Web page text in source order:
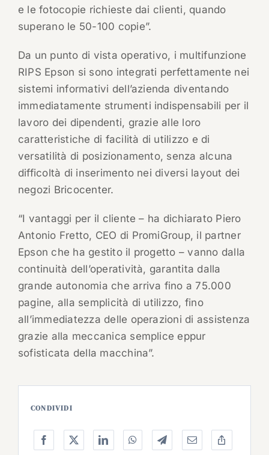
e le fotocopie richieste dai clienti, quando
superano le 50-100 copie”.
Da un punto di vista operativo, i multifunzione
RIPS Epson si sono integrati perfettamente nei
sistemi informativi dell’azienda diventando
immediatamente strumenti indispensabili per il
lavoro dei dipendenti, grazie alle loro
caratteristiche di facilità di utilizzo e di
versatilità di posizionamento, senza alcuna
difficoltà di inserimento nei diversi layout dei
negozi Bricocenter.
“I vantaggi per il cliente – ha dichiarato Piero
Antonio Fretto, CEO di PromiGroup, il partner
Epson che ha gestito il progetto – vanno dalla
continuità dell’operatività, garantita dalla
grande autonomia che arriva fino a 75.000
pagine, alla semplicità di utilizzo, fino
all’immediatezza delle operazioni di assistenza
grazie alla meccanica semplice eppur
sofisticata della macchina”.
CONDIVIDI